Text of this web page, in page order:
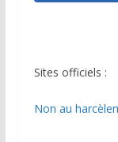
Sites officiels :
Non au